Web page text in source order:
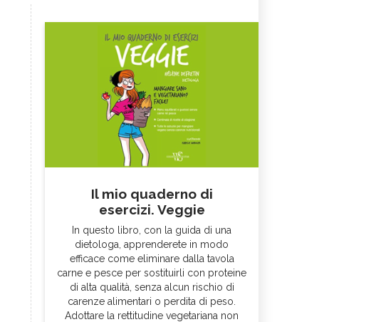
Il mio quaderno di
esercizi. Veggie
In questo libro, con la guida di una
dietologa, apprenderete in modo
efficace come eliminare dalla tavola
carne e pesce per sostituirli con proteine
di alta qualità, senza alcun rischio di
carenze alimentari o perdita di peso.
Adottare la rettitudine vegetariana non